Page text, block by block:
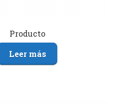
Producto
Leer más